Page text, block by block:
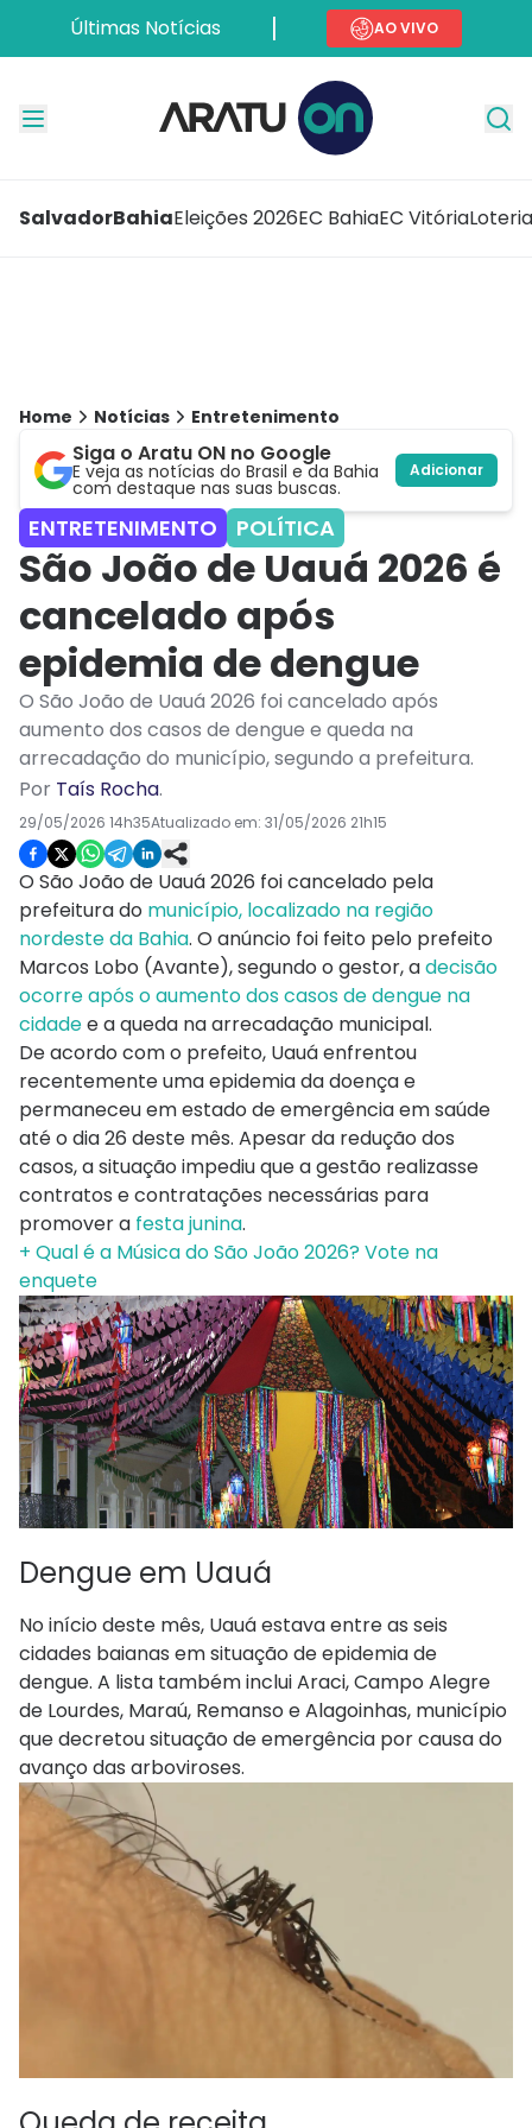
Últimas Notícias AO VIVO
SalvadorBahiaEleições 2026EC BahiaEC Vitória
Home Notícias Entretenimento
Siga o Aratu ON no Google
E veja as notícias do Brasil e da Bahia
com destaque nas suas buscas.
Adicionar
ENTRETENIMENTO POLÍTICA
São João de Uauá 2026 é
cancelado após
epidemia de dengue
O São João de Uauá 2026 foi cancelado após
aumento dos casos de dengue e queda na
arrecadação do município, segundo a prefeitura.
Por Taís Rocha.
29/05/2026 14h35Atualizado em: 31/05/2026 21h15
O São João de Uauá 2026 foi cancelado pela
prefeitura do município, localizado na região
nordeste da Bahia. O anúncio foi feito pelo prefeito
Marcos Lobo (Avante), segundo o gestor, adecisão
ocorre após o aumento dos casos de dengue na
cidadee a queda na arrecadação municipal.
De acordo com o prefeito, Uauá enfrentou
recentemente uma epidemia da doença e
permaneceu em estado de emergência em saúde
até o dia 26 deste mês. Apesar da redução dos
casos, a situação impediu que a gestão realizasse
contratos e contratações necessárias para
promover a festa junina.
+ Qual é a Música do São João 2026? Vote na
enquete
Dengue em Uauá
No início deste mês, Uauá estava entre as seis
cidades baianas em situação de epidemia de
dengue. A lista também inclui Araci, Campo Alegre
de Lourdes, Maraú, Remanso e Alagoinhas, município
que decretou situação de emergência por causa do
avanço das arboviroses.